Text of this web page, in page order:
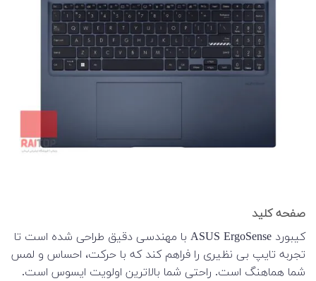
صفحه کلید
کیبورد ASUS ErgoSense با مهندسی دقیق طراحی شده است تا
تجربه تایپ بی نظیری را فراهم کند که با حرکت، احساس و لمس
شما هماهنگ است. راحتی شما بالاترین اولویت ایسوس است.